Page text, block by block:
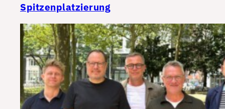
Spitzenplatzierung